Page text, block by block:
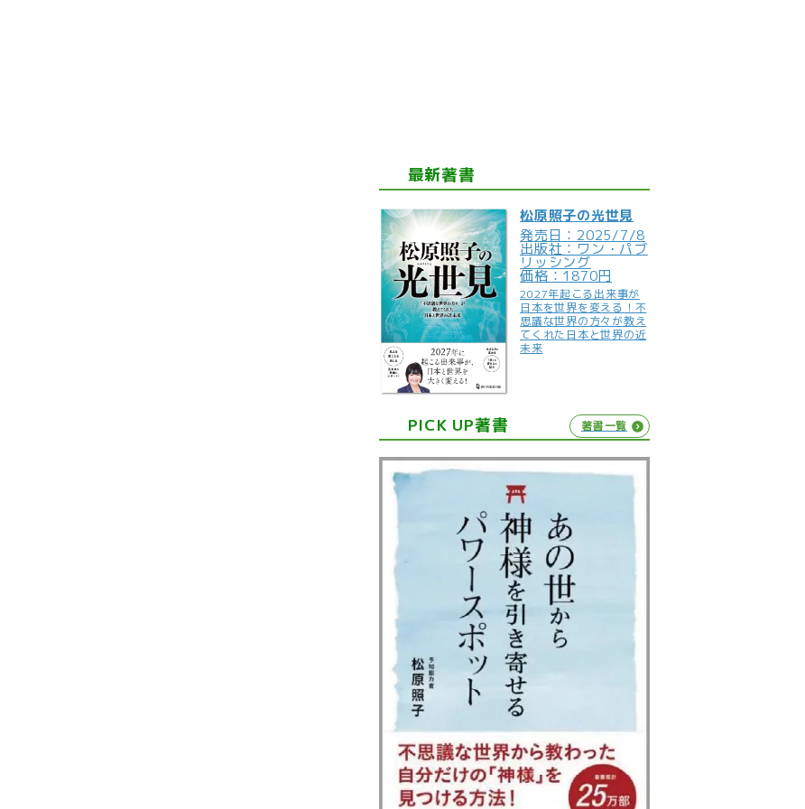
最新著書
松原照子の光世見
発売日：2025/7/8
出版社：ワン・パブ
リッシング
価格：1870円
2027年起こる出来事が
日本を世界を変える！不
思議な世界の方々が教え
てくれた日本と世界の近
未来
PICK UP著書 著書一覧